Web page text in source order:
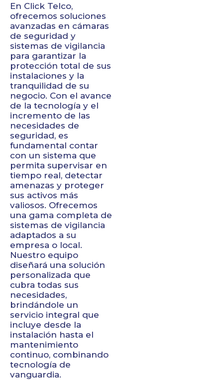
En Click Telco,
ofrecemos soluciones
avanzadas en cámaras
de seguridad y
sistemas de vigilancia
para garantizar la
protección total de sus
instalaciones y la
tranquilidad de su
negocio. Con el avance
de la tecnología y el
incremento de las
necesidades de
seguridad, es
fundamental contar
con un sistema que
permita supervisar en
tiempo real, detectar
amenazas y proteger
sus activos más
valiosos. Ofrecemos
una gama completa de
sistemas de vigilancia
adaptados a su
empresa o local.
Nuestro equipo
diseñará una solución
personalizada que
cubra todas sus
necesidades,
brindándole un
servicio integral que
incluye desde la
instalación hasta el
mantenimiento
continuo, combinando
tecnología de
vanguardia.